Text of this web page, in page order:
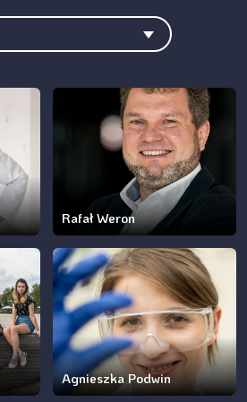
Rafał Weron
Agnieszka Podwin